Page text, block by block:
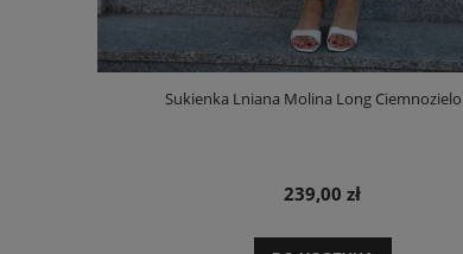
Sukienka Lniana Molina Long
239,00 zł